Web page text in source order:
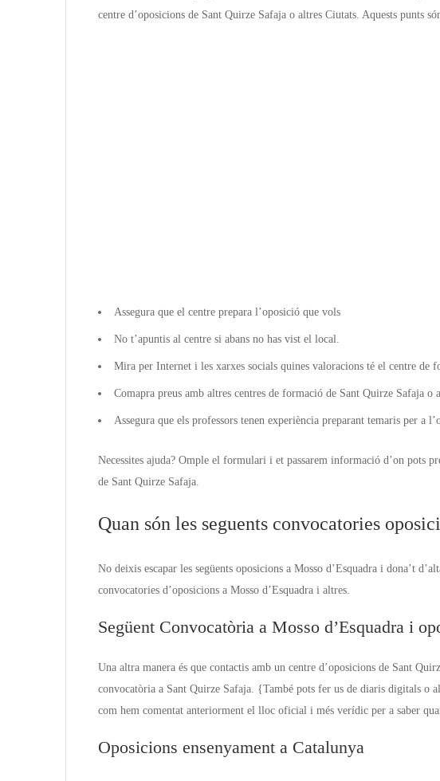
centre d’oposicions de Sant Quirze Safaja o altres Ciutats. Aquests punts
Assegura que el centre prepara l’oposició que vols
No t’apuntis al centre si abans no has vist el local.
Mira per Internet i les xarxes socials quines valoracions té el centre de
Comapra preus amb altres centres de formació de Sant Quirze Safaja o
Assegura que els professors tenen experiència preparant temaris per a
Necessites ajuda? Omple el formulari i et passarem informació d’on pots
de Sant Quirze Safaja.
Quan són les seguents convocatories
No deixis escapar les següents oposicions a Mosso d’Esquadra i dona’t
convocatories d’oposicions a Mosso d’Esquadra i altres.
Següent Convocatòria a Mosso d’Esquadra i
Una altra manera és que contactis amb un centre d’oposicions de Sant
convocatòria a Sant Quirze Safaja. {També pots fer us de diaris digitals o
com hem comentat anteriorment el lloc oficial i més verídic per a saber
Oposicions ensenyament a Catalunya